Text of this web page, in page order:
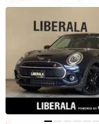
／ＤＶＤプレーヤ
ｏｔｈ ＰＤＣ自